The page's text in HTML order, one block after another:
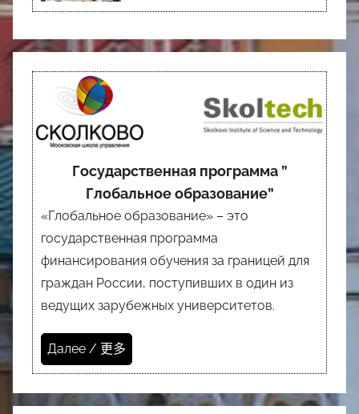
Государственная программа ”
Глобальное образование”
«Глобальное образование» – это
государственная программа
финансирования обучения за границей для
граждан России, поступивших в один из
ведущих зарубежных университетов.
Далее / 更多